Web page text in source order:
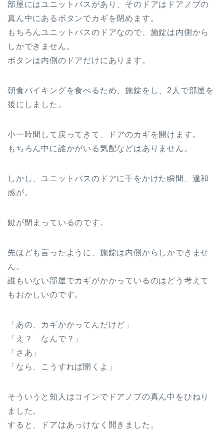
部屋にはユニットバスがあり、そのドアはドアノブの
真ん中にあるボタンでカギを閉めます。
もちろんユニットバスのドアなので、施錠は内側から
しかできません。
ボタンは内側のドアだけにあります。
朝食バイキングを食べるため、施錠をし、2人で部屋を
後にしました。
小一時間して戻ってきて、ドアのカギを開けます。
もちろん中に誰かがいる気配などはありません。
しかし、ユニットバスのドアに手をかけた瞬間、違和
感が。
鍵が閉まっているのです。
先ほども言ったように、施錠は内側からしかできませ
ん。
誰もいない部屋でカギがかかっているのはどう考えて
もおかしいのです。
「あの、カギかかってんだけど」
「え？ なんで？」
「さあ」
「なら、こうすれば開くよ」
そういうと知人はコインでドアノブの真ん中をひねり
ました。
すると、ドアはあっけなく開きました。